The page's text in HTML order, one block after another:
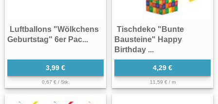
Luftballons "Wölkchens
Geburtstag" 6er Pac...
3,99 €
0,67 € / Stk.
Tischdeko "Bunte
Bausteine" Happy
Birthday ...
4,29 €
11,59 € / m